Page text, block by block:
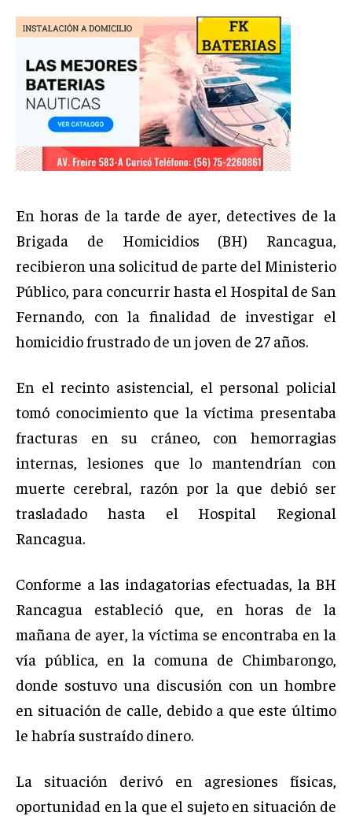
En horas de la tarde de ayer, detectives de la
Brigada de Homicidios (BH) Rancagua,
recibieron una solicitud de parte del Ministerio
Público, para concurrir hasta el Hospital de San
Fernando, con la finalidad de investigar el
homicidio frustrado de un joven de 27 años.
En el recinto asistencial, el personal policial
tomó conocimiento que la víctima presentaba
fracturas en su cráneo, con hemorragias
internas, lesiones que lo mantendrían con
muerte cerebral, razón por la que debió ser
trasladado hasta el Hospital Regional
Rancagua.
Conforme a las indagatorias efectuadas, la BH
Rancagua estableció que, en horas de la
mañana de ayer, la víctima se encontraba en la
vía pública, en la comuna de Chimbarongo,
donde sostuvo una discusión con un hombre
en situación de calle, debido a que este último
le habría sustraído dinero.
La situación derivó en agresiones físicas,
oportunidad en la que el sujeto en situación de